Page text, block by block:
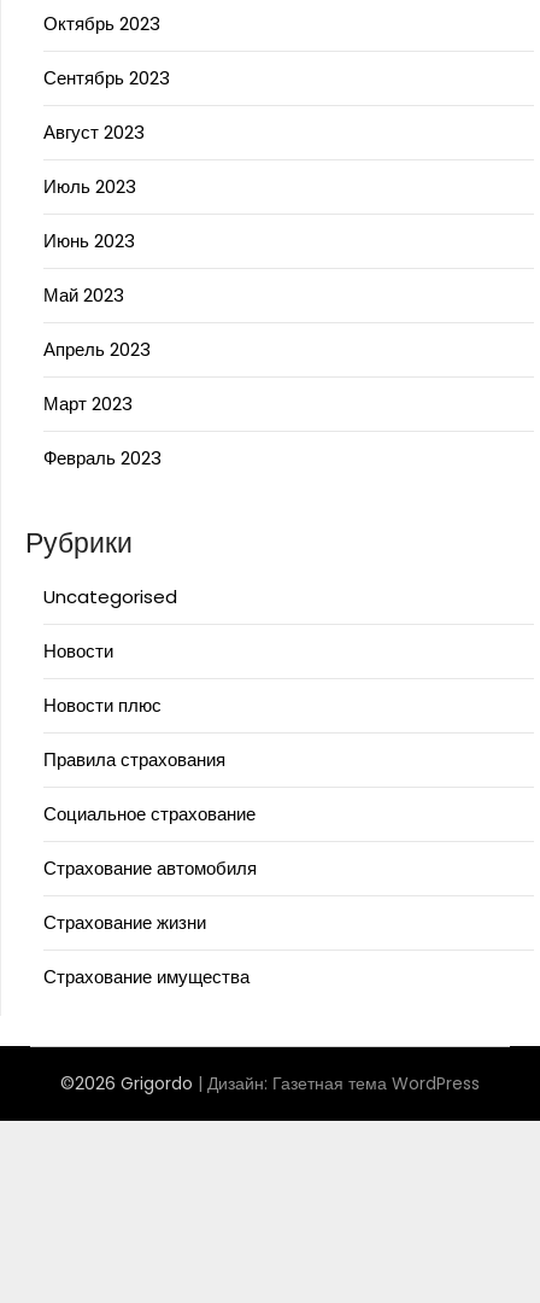
Октябрь 2023
Сентябрь 2023
Август 2023
Июль 2023
Июнь 2023
Май 2023
Апрель 2023
Март 2023
Февраль 2023
Рубрики
Uncategorised
Новости
Новости плюс
Правила страхования
Социальное страхование
Страхование автомобиля
Страхование жизни
Страхование имущества
©2026 Grigordo | Дизайн: Газетная тема WordPress